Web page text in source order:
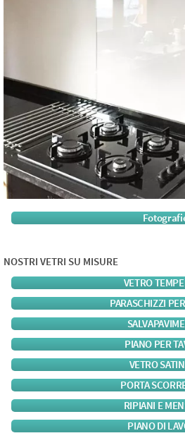
NOSTRI VETRI SU MISURE
VETRO
PARASCHIZZI
PIANO PER
VETRO
PORTA
RIPIANI E
PIANO DI